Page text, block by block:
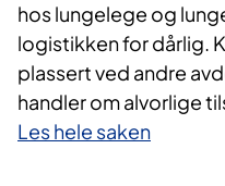
hos lungelege og
logistikken for dårlig.
plassert ved andre
handler om alvorlige
Les hele saken